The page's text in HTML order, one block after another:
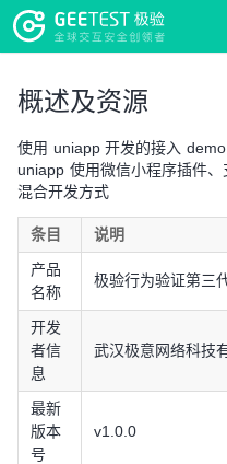
>
概述及资源
使用 uniapp 开发的接入
uniapp 使用微信小程序插件
混合开发方式
条目
说明
产品
名称
极验行为验证第三
开发
者信
息
武汉极意网络科技
最新
版本
号
v1.0.0